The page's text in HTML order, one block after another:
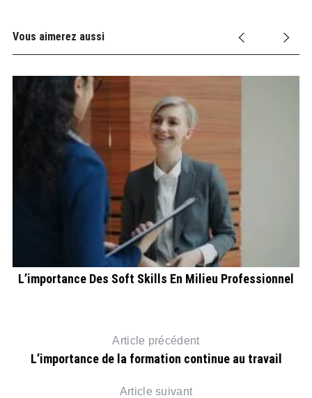
Vous aimerez aussi
L’importance Des Soft Skills En Milieu Professionnel
Article précédent
L’importance de la formation continue au travail
Article suivant